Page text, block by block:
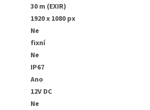
30 m (EXIR)
1920 x 1080 px
Ne
fixní
Ne
IP67
Ano
12V DC
Ne